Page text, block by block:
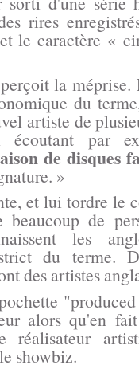
rires
le caractère «
la méprise.
du
artiste de
écoutant par
de disques
»
et lui tordre le
de
les
du terme.
des artistes
alors qu'en
showbiz.